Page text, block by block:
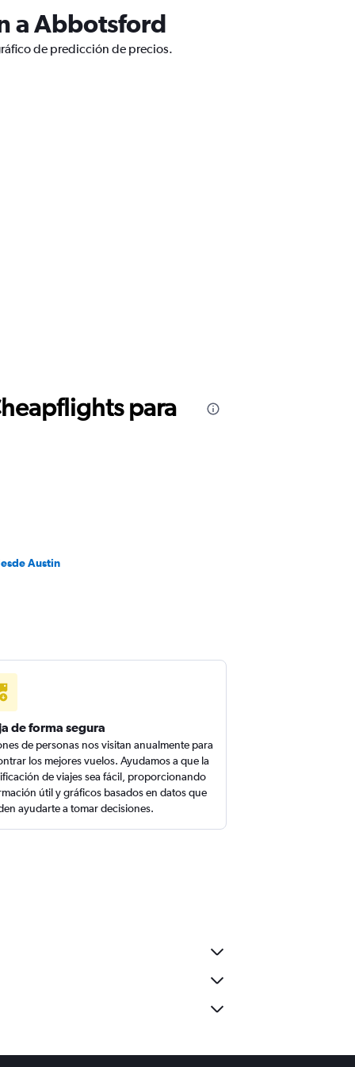
a Abbotsford
de predicción de precios.
para
Austin
de forma segura
de personas nos visitan anualmente para
los mejores vuelos. Ayudamos a que la
de viajes sea fácil, proporcionando
útil y gráficos basados en datos que
ayudarte a tomar decisiones.